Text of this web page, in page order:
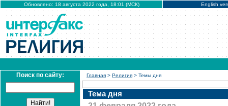
Обновлено: 18 августа 2022 года, 18:01 (МСК) English
Поиск по сайту: Главная > Религия > Темы дня
Тема дня